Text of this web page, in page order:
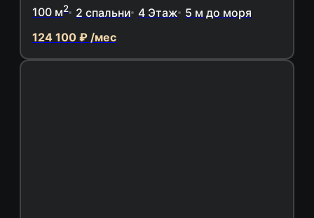
100 м2 2 спальни 4 Этаж 5 м до моря
124 100 ₽ /мес